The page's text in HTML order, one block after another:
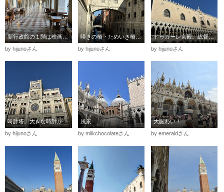
新行政館の１階は映画 ００７の撮影でも。
by hijunoさん
嘆きの橋・ためいき橋。ドゥカーレ宮殿と牢獄を結ぶ橋。
by hijunoさん
ドゥカーレ宮殿。総督の公邸、行政や立法、司法、刑務所でもあり
by hijunoさん
時計塔。大きな時計がみえます。鐘も上のほうに。１５世紀のもの
by hijunoさん
風景
by milkchocolateさん
大賑わい！
by emeraldさん